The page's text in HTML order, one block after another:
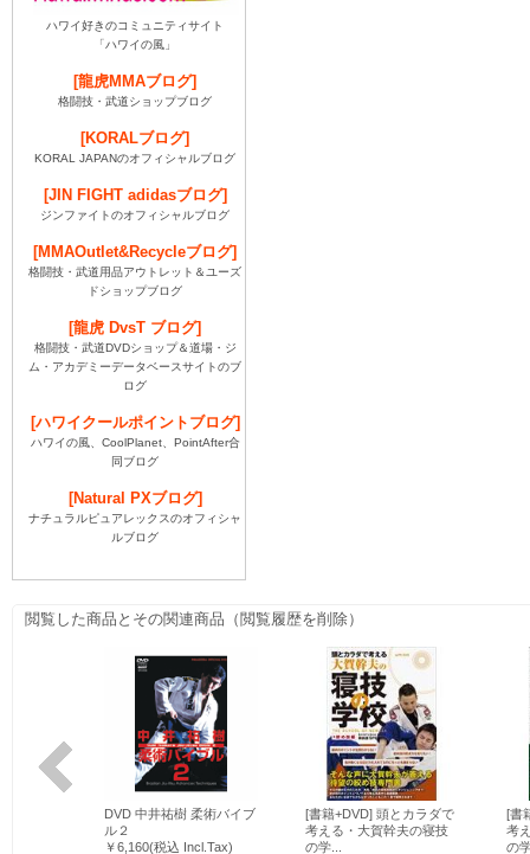
ハワイ好きのコミュニティサイト
「ハワイの風」
[龍虎MMAブログ]
格闘技・武道ショップブログ
[KORALブログ]
KORAL JAPANのオフィシャルブログ
[JIN FIGHT adidasブログ]
ジンファイトのオフィシャルブログ
[MMAOutlet&Recycleブログ]
格闘技・武道用品アウトレット＆ユーズ
ドショップブログ
[龍虎 DvsT ブログ]
格闘技・武道DVDショップ＆道場・ジ
ム・アカデミーデータベースサイトのブ
ログ
[ハワイクールポイントブログ]
ハワイの風、CoolPlanet、PointAfter合
同ブログ
[Natural PXブログ]
ナチュラルピュアレックスのオフィシャ
ルブログ